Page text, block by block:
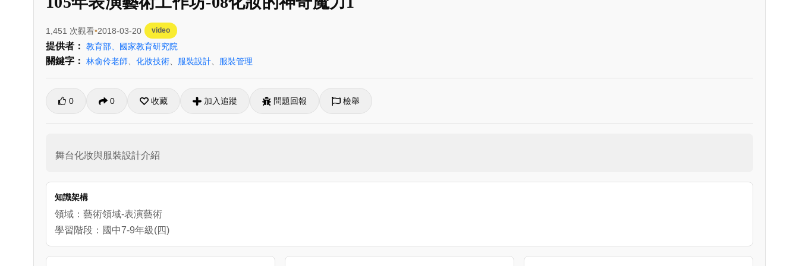
1,451 次觀看 2018-03-20 video
提供者： 教育部、國家教育研究院
關鍵字： 林俞伶老師 化妝技術 服裝設計 服裝管理
0 0 收藏 加入追蹤 問題回報 檢舉
舞台化妝與服裝設計介紹
知識架構
領域：藝術領域-表演藝術
學習階段：國中7-9年級(四)